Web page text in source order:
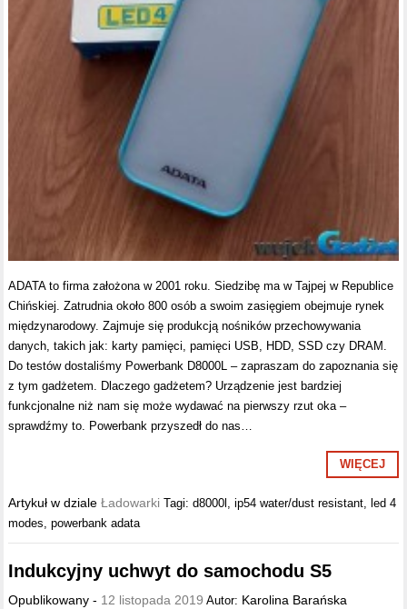
ADATA to firma założona w 2001 roku. Siedzibę ma w Tajpej w Republice
Chińskiej. Zatrudnia około 800 osób a swoim zasięgiem obejmuje rynek
międzynarodowy. Zajmuje się produkcją nośników przechowywania
danych, takich jak: karty pamięci, pamięci USB, HDD, SSD czy DRAM.
Do testów dostaliśmy Powerbank D8000L – zapraszam do zapoznania się
z tym gadżetem. Dlaczego gadżetem? Urządzenie jest bardziej
funkcjonalne niż nam się może wydawać na pierwszy rzut oka –
sprawdźmy to. Powerbank przyszedł do nas…
WIĘCEJ
Artykuł w dzialeŁadowarki Tagi:d8000l ,ip54 water/dust resistant ,led 4
modes ,powerbank adata
Indukcyjny uchwyt do samochodu S5
Opublikowany - 12 listopada 2019 Autor: Karolina Barańska